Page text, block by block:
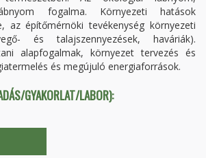
fogalma. Környezeti hatások
az építőmérnöki tevékenység környezeti
és talajszennyezések, haváriák).
alapfogalmak, környezet tervezés és
és megújuló energiaforrások.
GYAKORLAT/LABOR):